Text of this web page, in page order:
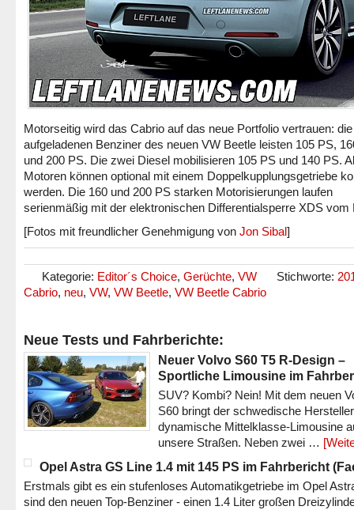
Motorseitig wird das Cabrio auf das neue Portfolio vertrauen:
aufgeladenen Benziner des neuen VW Beetle leisten 105 PS,
und 200 PS. Die zwei Diesel mobilisieren 105 PS und 140 PS.
Motoren können optional mit einem Doppelkupplungsgetriebe
werden. Die 160 und 200 PS starken Motorisierungen laufen
serienmäßig mit der elektronischen Differentialsperre XDS vom
[Fotos mit freundlicher Genehmigung von Jon Sibal]
Kategorie: Editor´s Choice, Gerüchte, VW Stichworte:
Cabrio, neu, VW, VW Beetle, VW Beetle Cabrio
Neue Tests und Fahrberichte:
Neuer Volvo S60 T5 R-Design –
Sportliche Limousine im
SUV? Kombi? Nein! Mit dem neuen
S60 bringt der schwedische
dynamische Mittelklasse-Limousine
unsere Straßen. Neben zwei …
Opel Astra GS Line 1.4 mit 145 PS im Fahrbericht
Erstmals gibt es ein stufenloses Automatikgetriebe im Opel
sind den neuen Top-Benziner - einen 1.4 Liter großen